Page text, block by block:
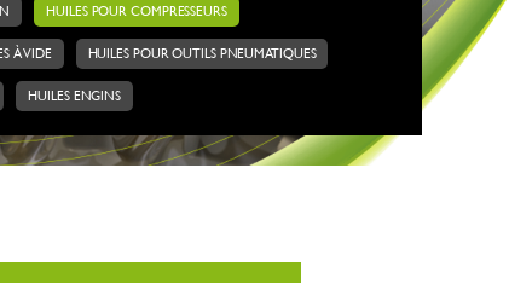
HUILES POUR COMPRESSEURS
À VIDE HUILES POUR OUTILS PNEUMATIQUES
HUILES ENGINS